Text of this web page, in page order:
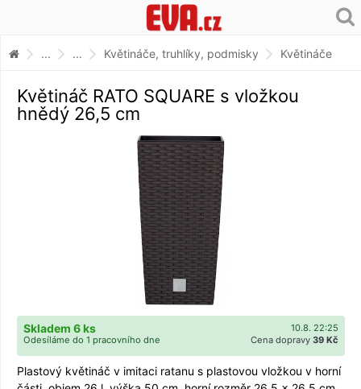
... ... Květináče, truhlíky, podmisky Květináče
Květináč RATO SQUARE s vložkou
hnědý 26,5 cm
10.8. 22:25
Skladem 6 ks
Cena dopravy 39 Kč
Odesíláme do 1 pracovního dne
Plastový květináč v imitaci ratanu s plastovou vložkou v horní